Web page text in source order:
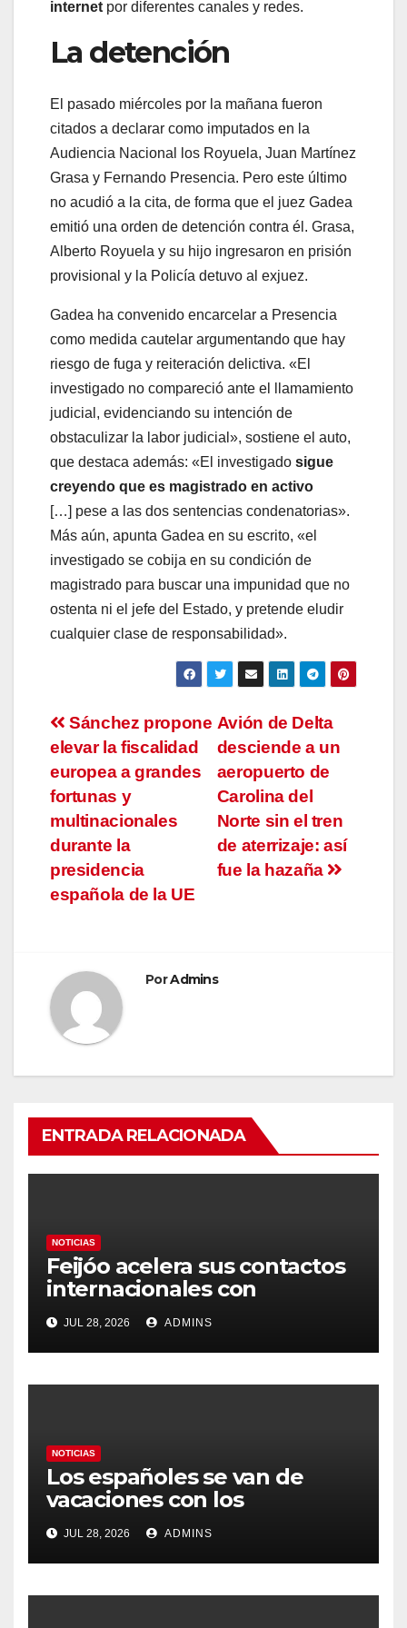
internet por diferentes canales y redes.
La detención
El pasado miércoles por la mañana fueron
citados a declarar como imputados en la
Audiencia Nacional los Royuela, Juan Martínez
Grasa y Fernando Presencia. Pero este último
no acudió a la cita, de forma que el juez Gadea
emitió una orden de detención contra él. Grasa,
Alberto Royuela y su hijo ingresaron en prisión
provisional y la Policía detuvo al exjuez.
Gadea ha convenido encarcelar a Presencia
como medida cautelar argumentando que hay
riesgo de fuga y reiteración delictiva. «El
investigado no compareció ante el llamamiento
judicial, evidenciando su intención de
obstaculizar la labor judicial», sostiene el auto,
que destaca además: «El investigado sigue
creyendo que es magistrado en activo
[…] pese a las dos sentencias condenatorias».
Más aún, apunta Gadea en su escrito, «el
investigado se cobija en su condición de
magistrado para buscar una impunidad que no
ostenta ni el jefe del Estado, y pretende eludir
cualquier clase de responsabilidad».
Navegación
de
entradas
Avión de Delta
desciende a un
aeropuerto de
Carolina del
Norte sin el tren
de aterrizaje: así
fue la hazaña
Sánchez propone
elevar la fiscalidad
europea a grandes
fortunas y
multinacionales
durante la
presidencia
española de la UE
PorAdmins
ENTRADA RELACIONADA
NOTICIAS
Feijóo acelera sus contactos
internacionales con
Latinoamérica como socio
prioritario en su agenda de
gobierno
JUL 28, 2026 ADMINS
NOTICIAS
Los españoles se van de
vacaciones con los
carburantes hasta un 21%
más caros que el año pasado
y los hoteles disparados
JUL 28, 2026 ADMINS